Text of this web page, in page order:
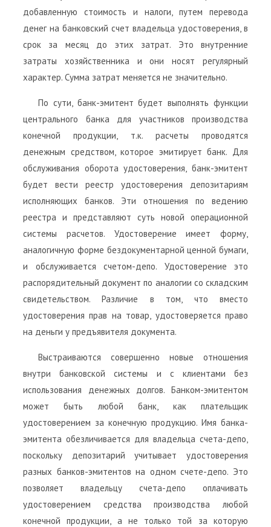
добавленную стоимость и налоги, путем перевода
денег на банковский счет владельца удостоверения, в
срок за месяц до этих затрат. Это внутренние
затраты хозяйственника и они носят регулярный
характер. Сумма затрат меняется не значительно.
По сути, банк-эмитент будет выполнять функции
центрального банка для участников производства
конечной продукции, т.к. расчеты проводятся
денежным средством, которое эмитирует банк. Для
обслуживания оборота удостоверения, банк-эмитент
будет вести реестр удостоверения депозитариям
исполняющих банков. Эти отношения по ведению
реестра и представляют суть новой операционной
системы расчетов. Удостоверение имеет форму,
аналогичную форме бездокументарной ценной бумаги,
и обслуживается счетом-депо. Удостоверение это
распорядительный документ по аналогии со складским
свидетельством. Различие в том, что вместо
удостоверения прав на товар, удостоверяется право
на деньги у предъявителя документа.
Выстраиваются совершенно новые отношения
внутри банковской системы и с клиентами без
использования денежных долгов. Банком-эмитентом
может быть любой банк, как плательщик
удостоверением за конечную продукцию. Имя банка-
эмитента обезличивается для владельца счета-депо,
поскольку депозитарий учитывает удостоверения
разных банков-эмитентов на одном счете-депо. Это
позволяет владельцу счета-депо оплачивать
удостоверением средства производства любой
конечной продукции, а не только той за которую